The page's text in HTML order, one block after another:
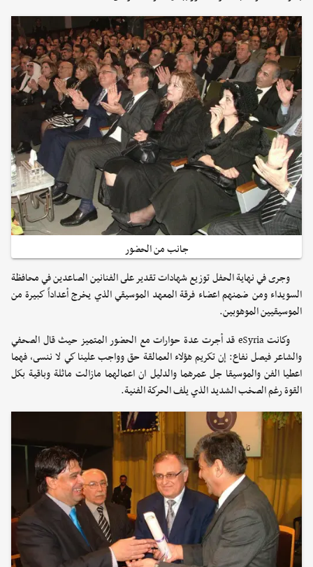
جانب من الحضور
وجرى في نهاية الحفل توزيع شهادات تقدير على الفنانين الصاعدين في محافظة
السويداء ومن ضمنهم اعضاء فرقة المعهد الموسيقي الذي يخرج أعداداً كبيرة من
الموسيقيين الموهوبين.
وكانت eSyria قد أجرت عدة حوارات مع الحضور المتميز حيث قال الصحفي
والشاعر فيصل نفاع: إن تكريم هؤلاء العمالقة حق وواجب علينا كي لا ننسى، فهما
اعطيا الفن والموسيقا جل عمرهما والدليل ان اعمالهما مازالت ماثلة وباقية بكل
القوة رغم الصخب الشديد الذي يلف الحركة الفنية.